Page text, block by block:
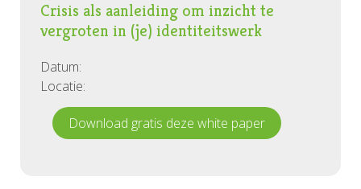
Crisis als aanleiding om inzicht te
vergroten in (je) identiteitswerk
Datum:
Locatie:
Download gratis deze white paper